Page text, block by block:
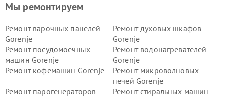
Мы ремонтируем
Ремонт варочных панелей
Gorenje
Ремонт духовых шкафов
Gorenje
Ремонт посудомоечных
машин Gorenje
Ремонт водонагревателей
Gorenje
Ремонт кофемашин Gorenje
Ремонт микроволновых
печей Gorenje
Ремонт парогенераторов
Ремонт стиральных машин